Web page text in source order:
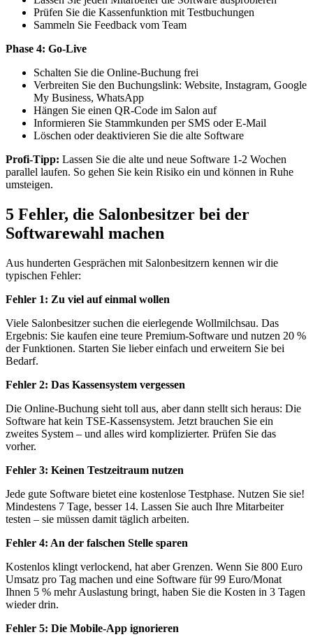
Prüfen Sie die Kassenfunktion mit Testbuchungen
Sammeln Sie Feedback vom Team
Phase 4: Go-Live
Schalten Sie die Online-Buchung frei
Verbreiten Sie den Buchungslink: Website, Instagram, Google
My Business, WhatsApp
Hängen Sie einen QR-Code im Salon auf
Informieren Sie Stammkunden per SMS oder E-Mail
Löschen oder deaktivieren Sie die alte Software
Profi-Tipp: Lassen Sie die alte und neue Software 1-2 Wochen
parallel laufen. So gehen Sie kein Risiko ein und können in Ruhe
umsteigen.
5 Fehler, die Salonbesitzer bei der
Softwarewahl machen
Aus hunderten Gesprächen mit Salonbesitzern kennen wir die
typischen Fehler:
Fehler 1: Zu viel auf einmal wollen
Viele Salonbesitzer suchen die eierlegende Wollmilchsau. Das
Ergebnis: Sie kaufen eine teure Premium-Software und nutzen 20 %
der Funktionen. Starten Sie lieber einfach und erweitern Sie bei
Bedarf.
Fehler 2: Das Kassensystem vergessen
Die Online-Buchung sieht toll aus, aber dann stellt sich heraus: Die
Software hat kein TSE-Kassensystem. Jetzt brauchen Sie ein
zweites System – und alles wird komplizierter. Prüfen Sie das
vorher.
Fehler 3: Keinen Testzeitraum nutzen
Jede gute Software bietet eine kostenlose Testphase. Nutzen Sie sie!
Mindestens 7 Tage, besser 14. Lassen Sie auch Ihre Mitarbeiter
testen – sie müssen damit täglich arbeiten.
Fehler 4: An der falschen Stelle sparen
Kostenlos klingt verlockend, hat aber Grenzen. Wenn Sie 800 Euro
Umsatz pro Tag machen und eine Software für 99 Euro/Monat
Ihnen 5 % mehr Auslastung bringt, haben Sie die Kosten in 3 Tagen
wieder drin.
Fehler 5: Die Mobile-App ignorieren